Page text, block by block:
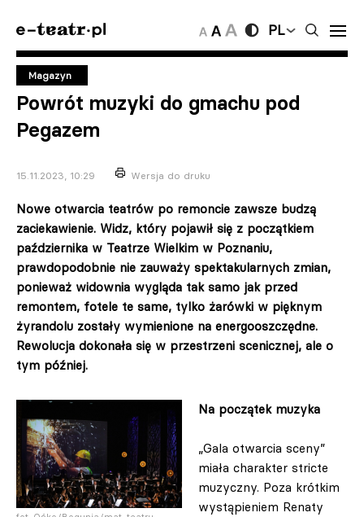
PL
Magazyn
Powrót muzyki do gmachu pod
Pegazem
15.11.2023, 10:29 Wersja do druku
Nowe otwarcia teatrów po remoncie zawsze budzą
zaciekawienie. Widz, który pojawił się z początkiem
października w Teatrze Wielkim w Poznaniu,
prawdopodobnie nie zauważy spektakularnych zmian,
ponieważ widownia wygląda tak samo jak przed
remontem, fotele te same, tylko żarówki w pięknym
żyrandolu zostały wymienione na energooszczędne.
Rewolucja dokonała się w przestrzeni scenicznej, ale o
tym później.
Na początek muzyka
„Gala otwarcia sceny”
miała charakter stricte
muzyczny. Poza krótkim
wystąpieniem Renaty